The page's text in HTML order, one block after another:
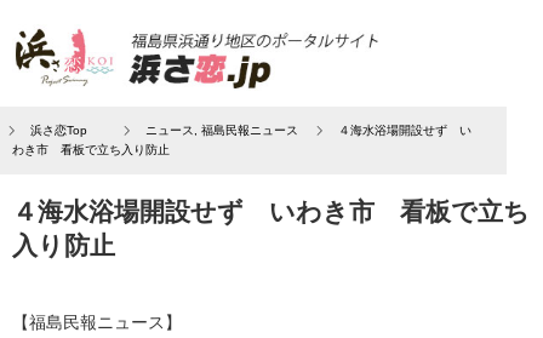
浜さ恋Top ニュース 福島民報ニュース
４海水浴場開設せず い
わき市 看板で立ち入り防止
４海水浴場開設せず いわき市 看板で立ち
入り防止
【福島民報ニュース】